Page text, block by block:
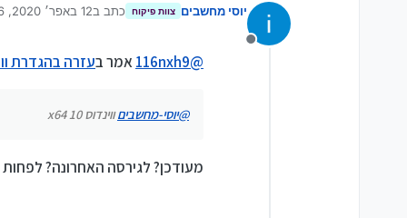
מנותק
יוסי מחשבים צוות פיקוח כתב ב12 באפר׳ 2020, 14:36
נערך לאחרונה על
@
116nxh9אמר בעזרה בהגדרת
@יוסי-מחשביםווינדוס 10 x64
מעודכן? לגירסה האחרונה? לפחות 1709